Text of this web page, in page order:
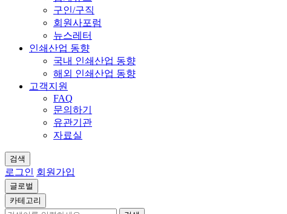
구인/구직
회원사포럼
뉴스레터
인쇄산업 동향
국내 인쇄산업 동향
해외 인쇄산업 동향
고객지원
FAQ
문의하기
유관기관
자료실
검색
로그인 회원가입
글로벌
카테고리